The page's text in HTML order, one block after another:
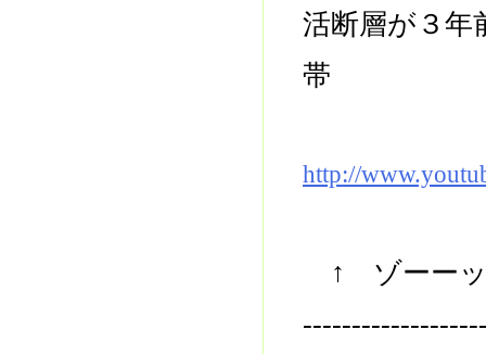
活断層が３
帯
http://
↑ ゾーーッ